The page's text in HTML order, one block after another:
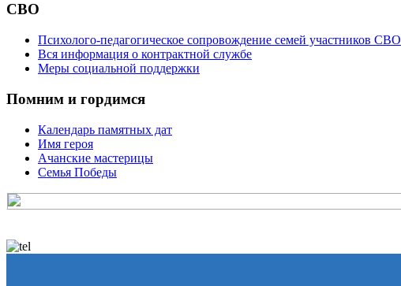
СВО
Психолого-педагогическое сопровождение семей участников СВО
Вся информация о контрактной службе
Меры социальной поддержки
Помним и гордимся
Календарь памятных дат
Имя героя
Ачанские мастерицы
Семья Победы